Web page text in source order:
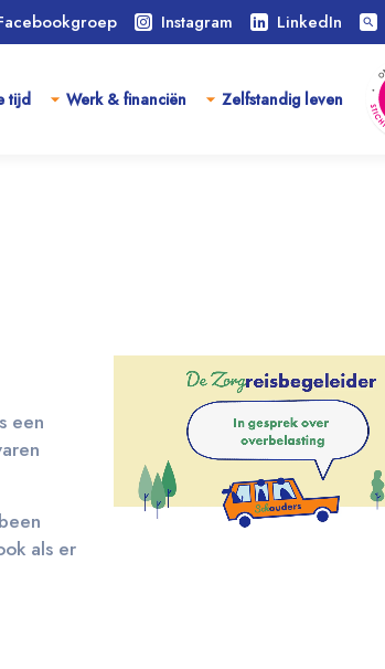
Instagram LinkedIn search
tijd Werk & financiën Zelfstandig leven
een
als er